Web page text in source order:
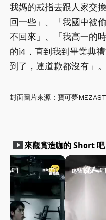
我媽的戒指去跟人家交
回一些」、「我國中被
不回來」、「我高一的
的i4，直到我到畢業典
到了，連道歉都沒有」。
封面圖片來源：寶可夢
smart_display來觀賞造咖的 Short 吧